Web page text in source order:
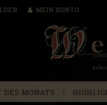
MEIN KONTO
DES MONATS |